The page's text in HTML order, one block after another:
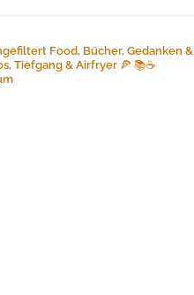
Food, Bücher, Gedanken &
Tiefgang & Airfryer 🍕 📚☕️